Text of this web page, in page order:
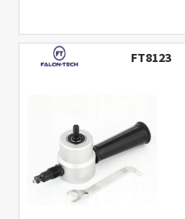
FT8123